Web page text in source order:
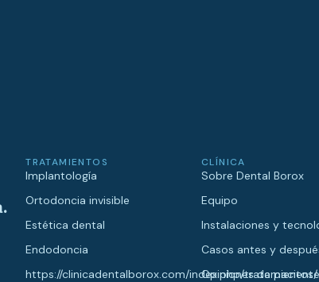
TRATAMIENTOS
Implantología
Ortodoncia invisible
Estética dental
Endodoncia
https://clinicadentalborox.com/index.php/tratamientos/
CLÍNICA
Sobre Dental Borox
Equipo
Instalaciones y
Casos antes y
Opiniones de